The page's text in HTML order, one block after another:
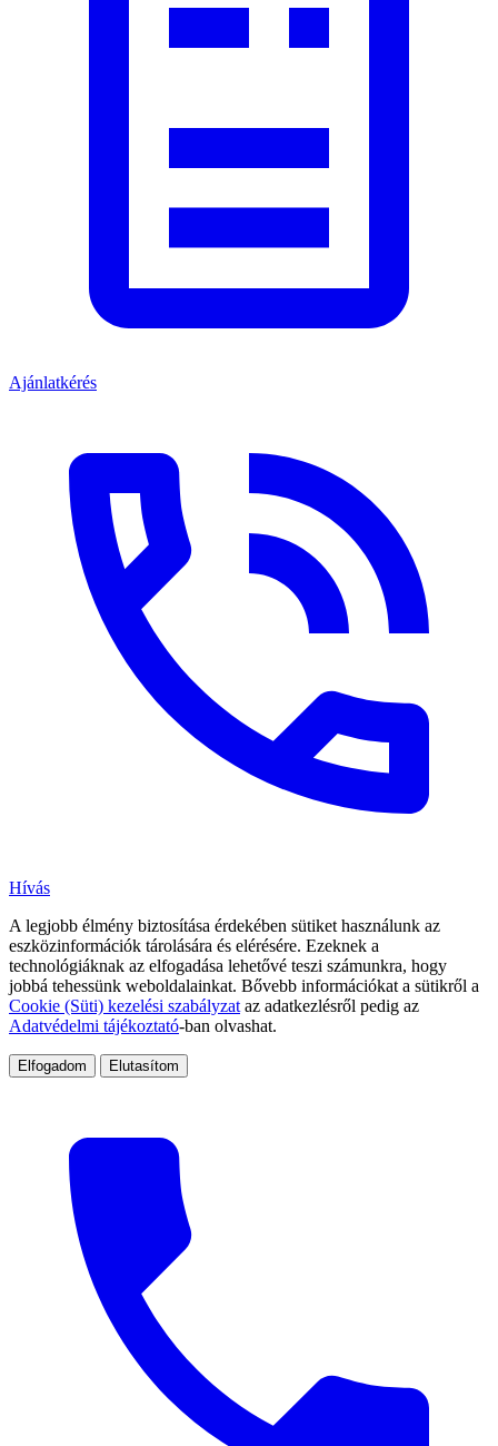
Ajánlatkérés
Hívás
A legjobb élmény biztosítása érdekében sütiket használunk az
eszközinformációk tárolására és elérésére. Ezeknek a
technológiáknak az elfogadása lehetővé teszi számunkra, hogy
jobbá tehessünk weboldalainkat. Bővebb információkat a sütikről a
Cookie (Süti) kezelési szabályzat az adatkezlésről pedig az
Adatvédelmi tájékoztató-ban olvashat.
Elfogadom Elutasítom